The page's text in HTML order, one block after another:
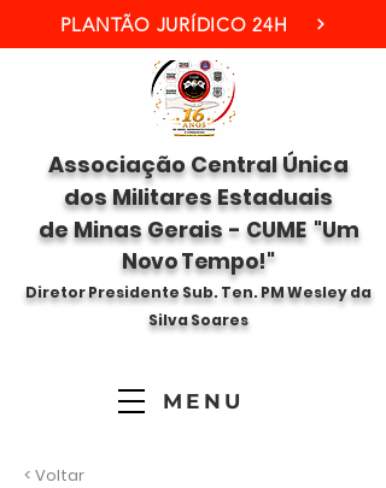
Associação Central Única
dos Militares Estaduais
de Minas Gerais - CUME "Um
Novo Tempo!"
Diretor Presidente Sub. Ten. PM Wesley da
Silva Soares
MENU
PLANTÃO JURÍDICO 24H
< Voltar